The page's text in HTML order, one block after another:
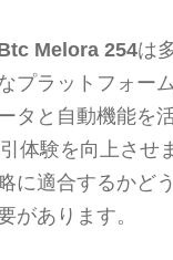
Melora 254は
プラットフォー
タと自動機能を
体験を向上させ
に適合するかど
があります。